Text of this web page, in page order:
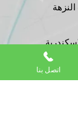
اتصل بنا